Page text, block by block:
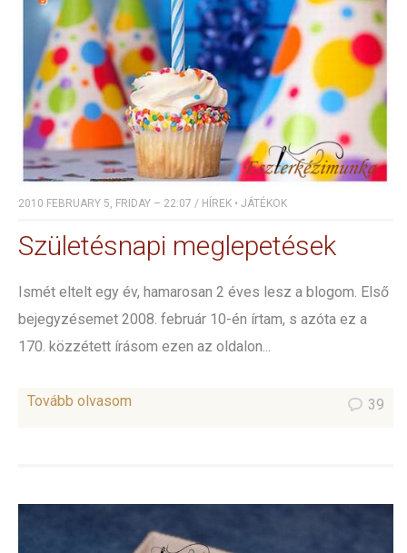
2010 FEBRUARY 5, FRIDAY – 22:07 / HÍREK • JÁTÉKOK
Születésnapi meglepetések
Ismét eltelt egy év, hamarosan 2 éves lesz a blogom. Első
bejegyzésemet 2008. február 10-én írtam, s azóta ez a
170. közzétett írásom ezen az oldalon...
Tovább olvasom 39